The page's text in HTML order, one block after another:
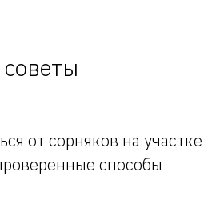
от сорняков на участке
способы